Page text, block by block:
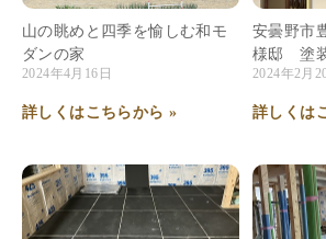
山の眺めと四季を愉しむ和モ
ダンの家
2024年4月16日
詳しくはこちらから »
安曇野市
様邸 塗
2024年2月
詳しくは